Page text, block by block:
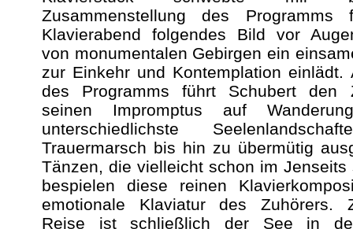
Zusammenstellung des Programms
Klavierabend folgendes Bild vor
von monumentalen Gebirgen ein
zur Einkehr und Kontemplation einlädt.
des Programms führt Schubert den
seinen Impromptus auf
unterschiedlichste
Trauermarsch bis hin zu übermütig
Tänzen, die vielleicht schon im Jenseits
bespielen diese reinen
emotionale Klaviatur des Zuhörers.
Reise ist schließlich der See in